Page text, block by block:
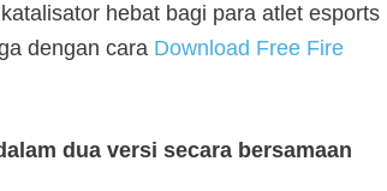
hebat bagi para atlet esports
dengan cara Download Free Fire
dua versi secara bersamaan